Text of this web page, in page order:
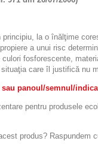
la o înălţime
a unui risc
fosforescente,
care îl justifică nu
panoul/semnul/
pentru produsele
produs? Raspundem